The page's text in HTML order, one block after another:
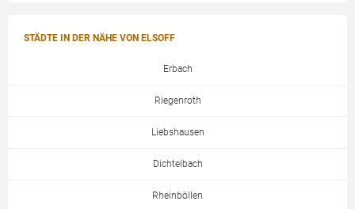
STÄDTE IN DER NÄHE VON ELSOFF
Erbach
Riegenroth
Liebshausen
Dichtelbach
Rheinböllen